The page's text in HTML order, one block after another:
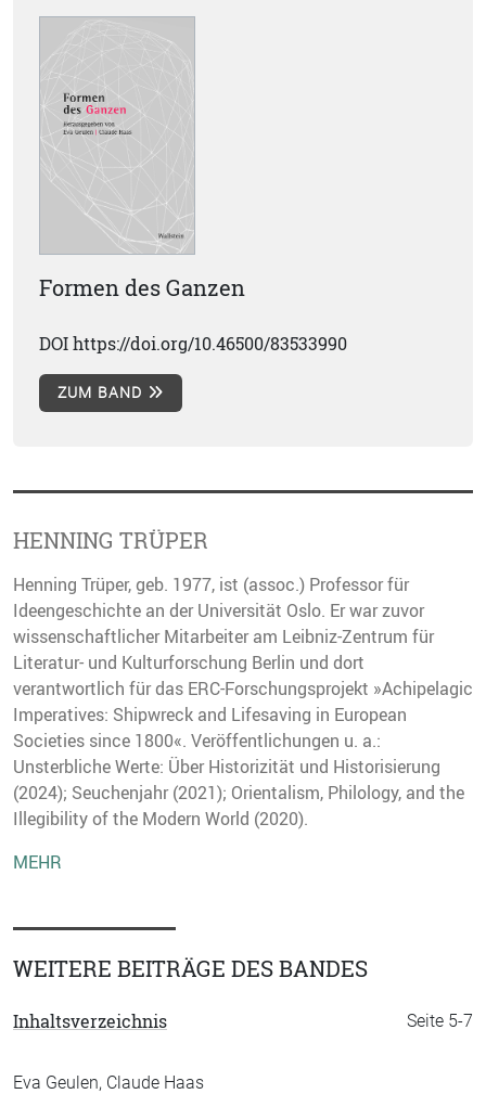
Formen des Ganzen
DOI https://doi.org/10.46500/83533990
ZUM BAND
HENNING TRÜPER
Henning Trüper, geb. 1977, ist (assoc.) Professor für
Ideengeschichte an der Universität Oslo. Er war zuvor
wissenschaftlicher Mitarbeiter am Leibniz-Zentrum für
Literatur- und Kulturforschung Berlin und dort
verantwortlich für das ERC-Forschungsprojekt »Achipelagic
Imperatives: Shipwreck and Lifesaving in European
Societies since 1800«. Veröffentlichungen u. a.:
Unsterbliche Werte: Über Historizität und Historisierung
(2024); Seuchenjahr (2021); Orientalism, Philology, and the
Illegibility of the Modern World (2020).
MEHR
WEITERE BEITRÄGE DES BANDES
Seite 5-7
Inhaltsverzeichnis
Eva Geulen, Claude Haas